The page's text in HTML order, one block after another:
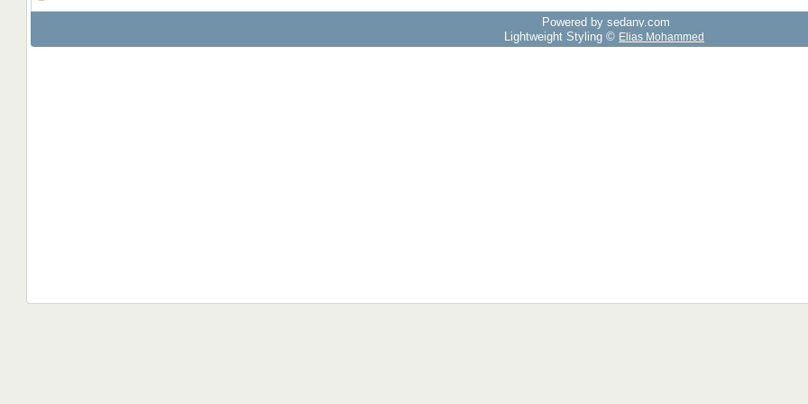
Powered by sedany.com
Lightweight Styling © Elias Mohammed